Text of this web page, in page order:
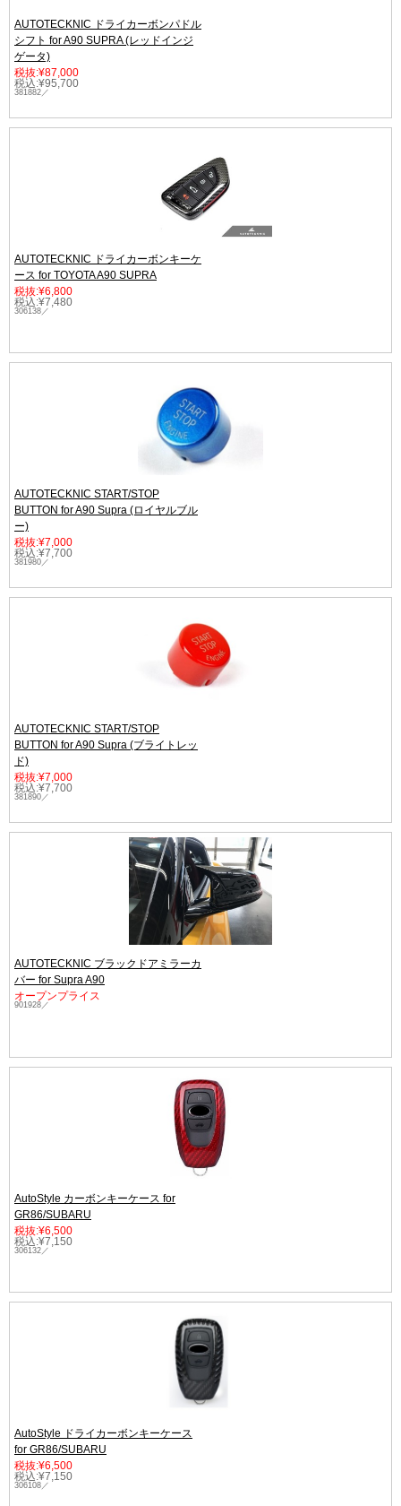
AUTOTECKNIC ドライカーボンパドル
シフト for A90 SUPRA (レッドインジ
ゲータ)
税抜:¥87,000
税込:¥95,700
381882／
AUTOTECKNIC ドライカーボンキーケ
ース for TOYOTA A90 SUPRA
税抜:¥6,800
税込:¥7,480
306138／
AUTOTECKNIC START/STOP
BUTTON for A90 Supra (ロイヤルブル
ー)
税抜:¥7,000
税込:¥7,700
381980／
AUTOTECKNIC START/STOP
BUTTON for A90 Supra (ブライトレッ
ド)
税抜:¥7,000
税込:¥7,700
381890／
AUTOTECKNIC ブラックドアミラーカ
バー for Supra A90
オープンプライス
901928／
AutoStyle カーボンキーケース for
GR86/SUBARU
税抜:¥6,500
税込:¥7,150
306132／
AutoStyle ドライカーボンキーケース
for GR86/SUBARU
税抜:¥6,500
税込:¥7,150
306108／